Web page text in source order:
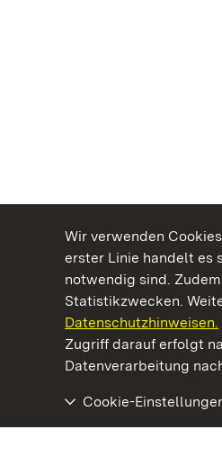
Wir verwenden
erster Linie handelt es
notwendig sind.
Statistikzwecken.
Datenschutzhinweisen.
Zugriff darauf erfolgt
Datenverarbeitung
Cookie-
Kommen.